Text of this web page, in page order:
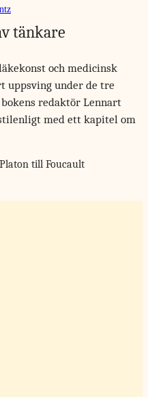
tänkare
och medicinsk
uppsving under de tre
redaktör Lennart
med ett kapitel om
till Foucault